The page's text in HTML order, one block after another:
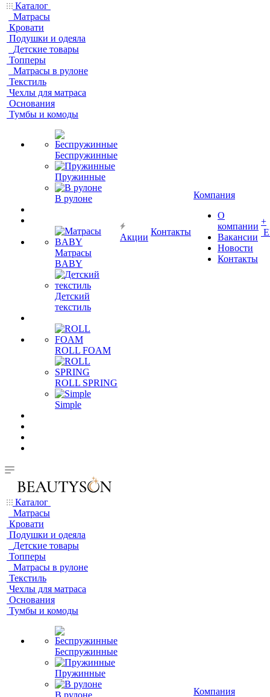
Каталог
Матрасы
Кровати
Подушки и одеяла
Детские товары
Топперы
Матрасы в рулоне
Текстиль
Чехлы для матраса
Основания
Тумбы и комоды
Беспружинные
Пружинные
В рулоне
Матрасы
BABY
Детский
текстиль
ROLL FOAM
ROLL SPRING
Simple
Акции
Контакты
Компания
О
компании
Вакансии
Новости
Контакты
+
Каталог
Матрасы
Кровати
Подушки и одеяла
Детские товары
Топперы
Матрасы в рулоне
Текстиль
Чехлы для матраса
Основания
Тумбы и комоды
Беспружинные
Пружинные
В рулоне
Компания